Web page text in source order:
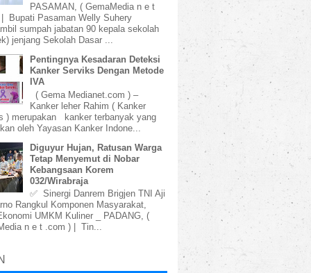
PASAMAN, ( GemaMedia n e t
Bupati Pasaman Welly Suhery
sumpah jabatan 90 kepala sekolah
jenjang Sekolah Dasar ...
Pentingnya Kesadaran Deteksi
Kanker Serviks Dengan Metode
IVA
( Gema Medianet.com ) –
Kanker leher Rahim ( Kanker
) merupakan kanker terbanyak yang
oleh Yayasan Kanker Indone...
Diguyur Hujan, Ratusan Warga
Tetap Menyemut di Nobar
Kebangsaan Korem
032/Wirabraja
✅ Sinergi Danrem Brigjen TNI Aji
Rangkul Komponen Masyarakat,
UMKM Kuliner _ PADANG, (
n e t .com ) | Tin...